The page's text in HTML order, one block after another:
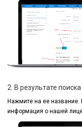
2. В результате
Нажмите на ее название.
информация о нашей